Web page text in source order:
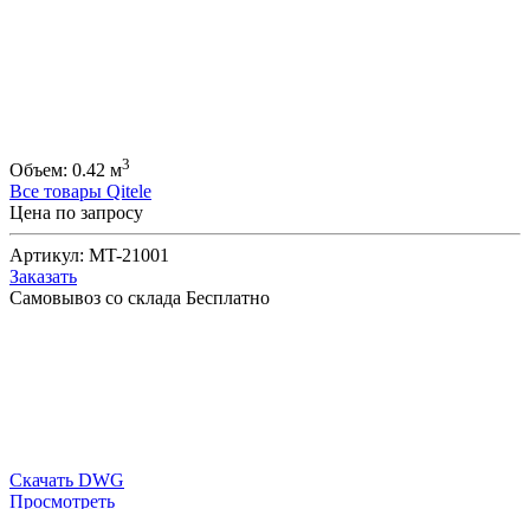
Объем: 0.42 м3
Все товары Qitele
Цена по запросу
Артикул: MT-21001
Заказать
Самовывоз со склада Бесплатно
Скачать DWG
Просмотреть